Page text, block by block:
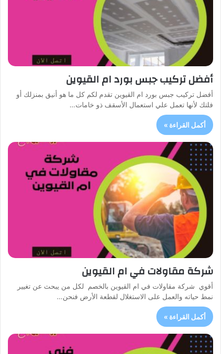
أفضل تركيب جبس بورد ام القيوين
أفضل تركيب جبس بورد ام القيوين تقدم لكم كل ما هو أنيق بمنزلك أو
فلتك لأنها تعمل علي استعمال الأسقف ذو خامات…
أكمل القراءة »
شركة مقاولات في ام القيوين
أقوي شركة مقاولات في ام القيوين بالخصم لكل من يبحث عن تغيير
نمط حياته والعمل على الاستغلال لقطعة الأرض فنحن…
أكمل القراءة »